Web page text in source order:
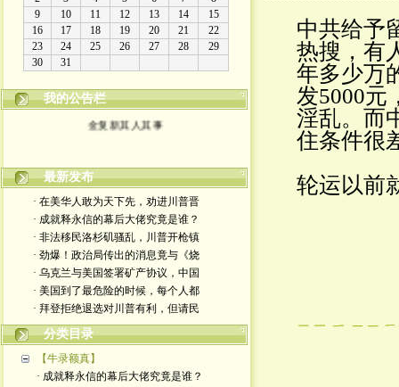
我的公告栏
最新发布
· 在美华人敢为天下先，劝进川普晋
· 成就释永信的幕后大佬究竟是谁？
· 非法移民洛杉矶骚乱，川普开枪镇
· 劲爆！政治局传出的消息竟与《烧
· 乌克兰与美国签署矿产协议，中国
· 美国到了最危险的时候，每个人都
· 拜登拒绝退选对川普有利，但请民
分类目录
【牛录额真】
· 成就释永信的幕后大佬究竟是谁？
中共给予
热搜，有
年多少万
发5000元
淫乱。而
住条件很
轮运以前